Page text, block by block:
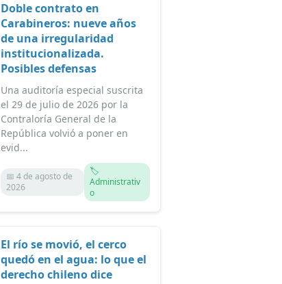
Doble contrato en
Carabineros: nueve años
de una irregularidad
institucionalizada.
Posibles defensas
Una auditoría especial suscrita
el 29 de julio de 2026 por la
Contraloría General de la
República volvió a poner en
evid...
📅 4 de agosto de
2026
🏷️
Administrativ
o
El río se movió, el cerco
quedó en el agua: lo que el
derecho chileno dice